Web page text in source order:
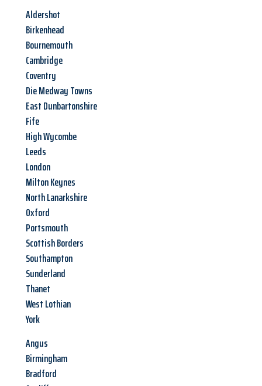
Aldershot
Birkenhead
Bournemouth
Cambridge
Coventry
Die Medway Towns
East Dunbartonshire
Fife
High Wycombe
Leeds
London
Milton Keynes
North Lanarkshire
Oxford
Portsmouth
Scottish Borders
Southampton
Sunderland
Thanet
West Lothian
York
Angus
Birmingham
Bradford